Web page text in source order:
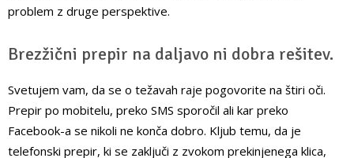
problem z druge perspektive.
Brezžični prepir na daljavo ni dobra rešitev.
Svetujem vam, da se o težavah raje pogovorite na štiri oči.
Prepir po mobitelu, preko SMS sporočil ali kar preko
Facebook-a se nikoli ne konča dobro. Kljub temu, da je
telefonski prepir, ki se zaključi z zvokom prekinjenega klica,